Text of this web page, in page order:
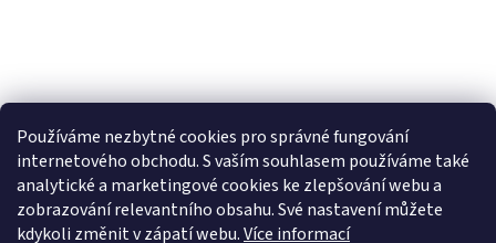
Používáme nezbytné cookies pro správné fungování
internetového obchodu. S vaším souhlasem používáme také
analytické a marketingové cookies ke zlepšování webu a
zobrazování relevantního obsahu. Své nastavení můžete
kdykoli změnit v zápatí webu.Více informací